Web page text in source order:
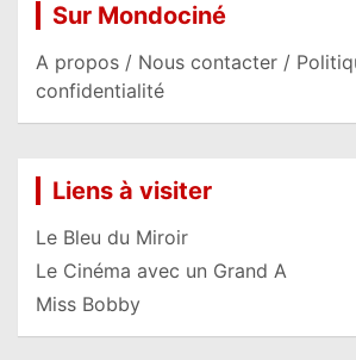
Sur Mondociné
A propos / Nous contacter /
confidentialité
Liens à visiter
Le Bleu du Miroir
Le Cinéma avec un Grand A
Miss Bobby